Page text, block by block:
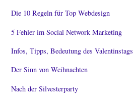
Die 10 Regeln für Top Webdesign
5 Fehler im Social Network Marketing
Infos, Tipps, Bedeutung des Valentinstags
Der Sinn von Weihnachten
Nach der Silvesterparty